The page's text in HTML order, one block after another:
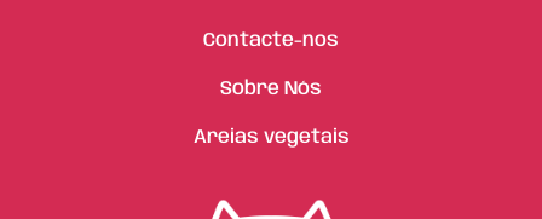
Contacte-nos
Sobre Nós
Areias vegetais